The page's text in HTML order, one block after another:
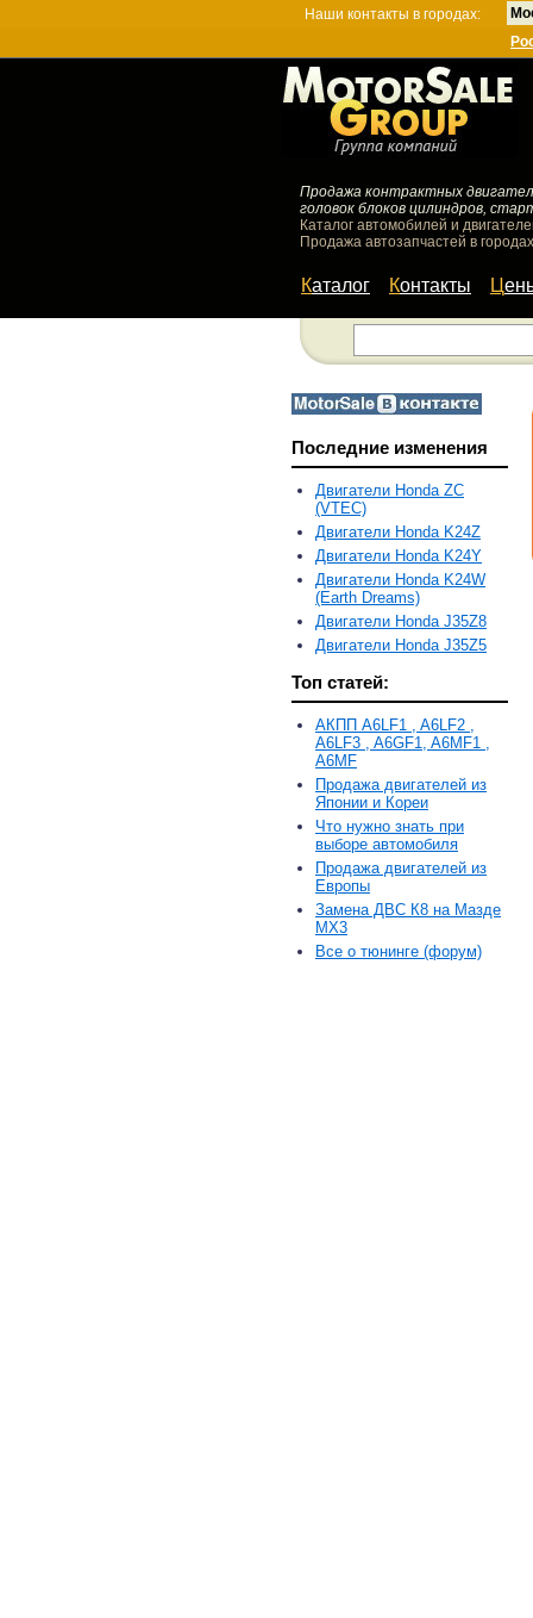
Наши контакты в городах:
Продажа контрактных
головок блоков цилиндров,
Каталог автомобилей и
Продажа автозапчастей в
Каталог Контакты
Последние изменения
Двигатели Honda ZC
(VTEC)
Двигатели Honda K24Z
Двигатели Honda K24Y
Двигатели Honda K24W
(Earth Dreams)
Двигатели Honda J35Z8
Двигатели Honda J35Z5
Топ статей:
АКПП A6LF1 , A6LF2 ,
A6LF3 , A6GF1, A6MF1 ,
A6MF
Продажа двигателей из
Японии и Кореи
Что нужно знать при
выборе автомобиля
Продажа двигателей из
Европы
Замена ДВС К8 на Мазде
MX3
Все о тюнинге (форум)